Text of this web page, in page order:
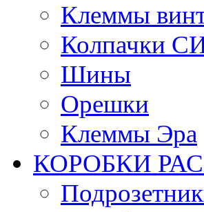
Клеммы
Колпачки
Шины
Орешки
Клеммы Эра
КОРОБКИ